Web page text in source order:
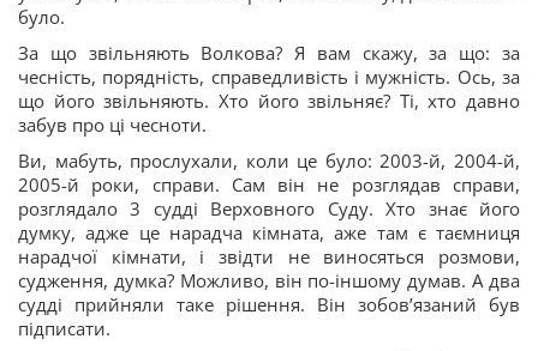
було.
За що звільняють Волкова? Я вам скажу, за що: за
чесність, порядність, справедливість і мужність. Ось, за
що його звільняють. Хто його звільняє? Ті, хто давно
забув про ці чесноти.
Ви, мабуть, прослухали, коли це було: 2003-й, 2004-й,
2005-й роки, справи. Сам він не розглядав справи,
розглядало 3 судді Верховного Суду. Хто знає його
думку, адже це нарадча кімната, аже там є таємниця
нарадчої кімнати, і звідти не виносяться розмови,
судження, думка? Можливо, він по-іншому думав. А два
судді прийняли таке рішення. Він зобов’язаний був
підписати.